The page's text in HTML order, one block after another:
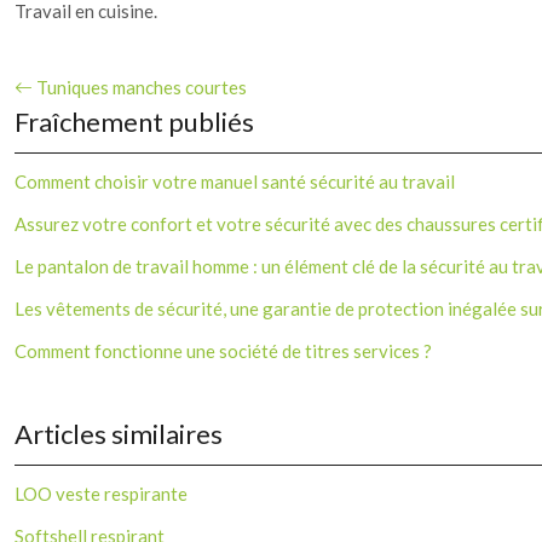
Travail en cuisine.
Tuniques manches courtes
Fraîchement publiés
Comment choisir votre manuel santé sécurité au travail
Assurez votre confort et votre sécurité avec des chaussures
Le pantalon de travail homme : un élément clé de la sécurité au
Les vêtements de sécurité, une garantie de protection inégalée
Comment fonctionne une société de titres services ?
Articles similaires
LOO veste respirante
Softshell respirant